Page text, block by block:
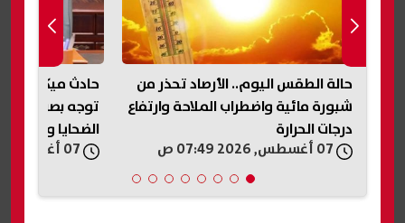
حالة الطقس اليوم.. الأرصاد تحذر من
شبورة مائية واضطراب الملاحة وارتفاع
درجات الحرارة
حادث ميكروباص
توجه بصرف
الضحايا